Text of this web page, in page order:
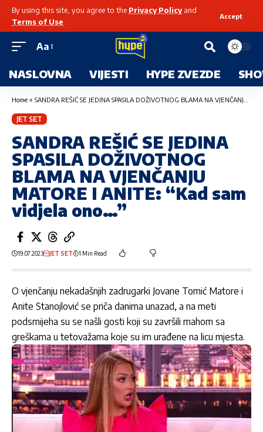
By using this site, you agree to the Privacy Policyand
Terms of Use
Accept
Aa
NASLOVNA VIJESTI HYPE ZVEZDE
Home » SANDRA REŠIĆ SE JEDINA SPASILA DOŽIVOTNOG BLAMA NA VJENČANJU MATORE I ANITE: “Kad sam vidjela ono…”
JET SET
SANDRA REŠIĆ SE JEDINA
SPASILA DOŽIVOTNOG
BLAMA NA VJENČANJU
MATORE I ANITE: “Kad sam
vidjela ono…”
19.07.2023 JET SET 1 Min Read
O vjenčanju nekadašnjih zadrugarki Jovane Tomić Matore i
Anite Stanojlović se priča danima unazad, a na meti
podsmijeha su se našli gosti koji su završili mahom sa
greškama u tetovažama koje su im urađene na licu mjesta.